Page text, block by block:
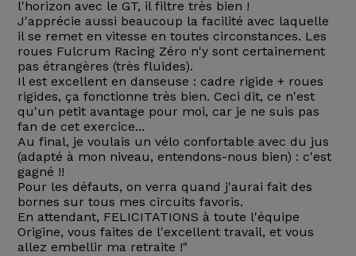
l'horizon avec le GT, il filtre très bien !
J'apprécie aussi beaucoup la facilité avec laquelle
il se remet en vitesse en toutes circonstances. Les
roues Fulcrum Racing Zéro n'y sont certainement
pas étrangères (très fluides).
Il est excellent en danseuse : cadre rigide + roues
rigides, ça fonctionne très bien. Ceci dit, ce n'est
qu'un petit avantage pour moi, car je ne suis pas
fan de cet exercice...
Au final, je voulais un vélo confortable avec du jus
(adapté à mon niveau, entendons-nous bien) : c'est
gagné !!
Pour les défauts, on verra quand j'aurai fait des
bornes sur tous mes circuits favoris.
En attendant, FELICITATIONS à toute l'équipe
Origine, vous faites de l'excellent travail, et vous
allez embellir ma retraite !"